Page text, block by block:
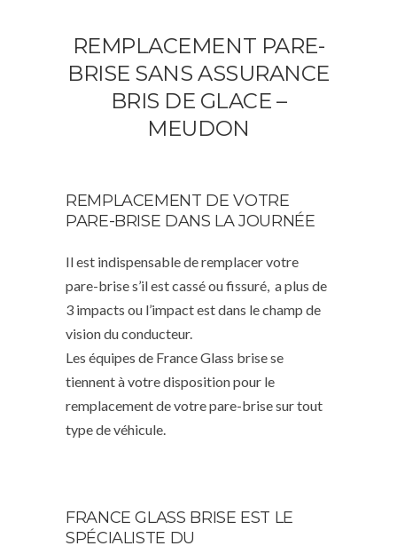
REMPLACEMENT PARE-
BRISE SANS ASSURANCE
BRIS DE GLACE –
MEUDON
REMPLACEMENT DE VOTRE
PARE-BRISE DANS LA JOURNÉE
Il est indispensable de remplacer votre
pare-brise s’il est cassé ou fissuré, a plus de
3 impacts ou l’impact est dans le champ de
vision du conducteur.
Les équipes de France Glass brise se
tiennent à votre disposition pour le
remplacement de votre pare-brise sur tout
type de véhicule.
FRANCE GLASS BRISE EST LE
SPÉCIALISTE DU